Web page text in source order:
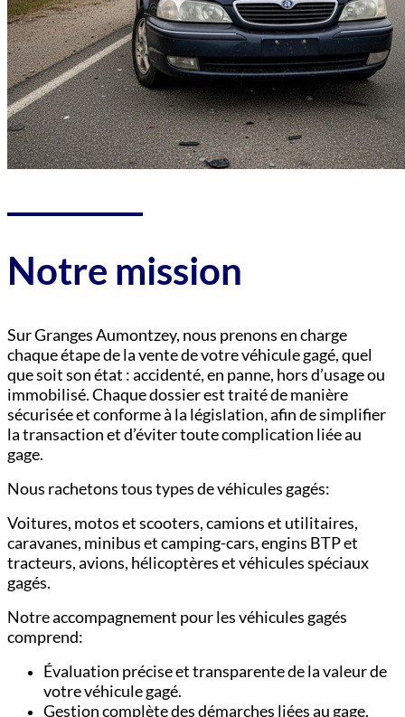
Notre mission
Sur Granges Aumontzey, nous prenons en charge
chaque étape de la vente de votre véhicule gagé, quel
que soit son état : accidenté, en panne, hors d’usage ou
immobilisé. Chaque dossier est traité de manière
sécurisée et conforme à la législation, afin de simplifier
la transaction et d’éviter toute complication liée au
gage.
Nous rachetons tous types de véhicules gagés:
Voitures, motos et scooters,camions et utilitaires,
caravanes, minibus et camping-cars,engins BTP et
tracteurs,avions, hélicoptères et véhicules spéciaux
gagés.
Notre accompagnement pour les véhicules gagés
comprend:
Évaluation précise et transparente de la valeur de
votre véhicule gagé.
Gestion complète des démarches liées au gage.